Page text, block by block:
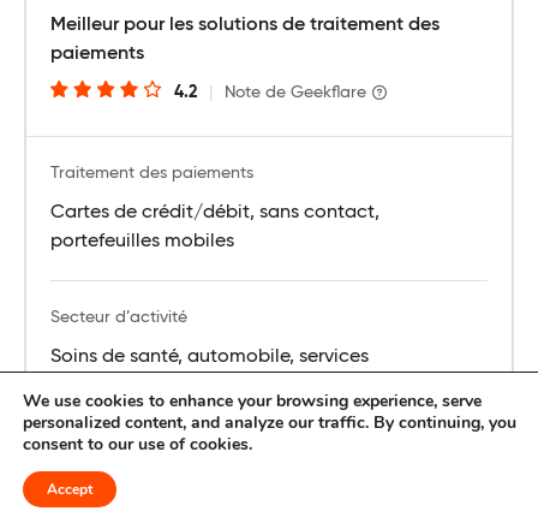
Meilleur pour les solutions de traitement des
paiements
4.2 Note de Geekflare
Traitement des paiements
Cartes de crédit/débit, sans contact,
portefeuilles mobiles
Secteur d’activité
Soins de santé, automobile, services
Helcim POS Devices, Tablets, Workstations
We use cookies to enhance your browsing experience, serve
personalized content, and analyze our traffic. By continuing, you
consent to our use of cookies.
Accept